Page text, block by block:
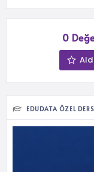
0
EDUDATA ÖZEL